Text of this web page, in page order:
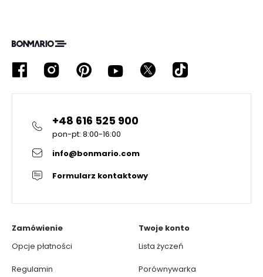
+48 616 525 900
pon-pt: 8:00-16:00
info@bonmario.com
Formularz kontaktowy
Zamówienie
Opcje płatności
Regulamin
Twoje konto
Lista życzeń
Porównywarka